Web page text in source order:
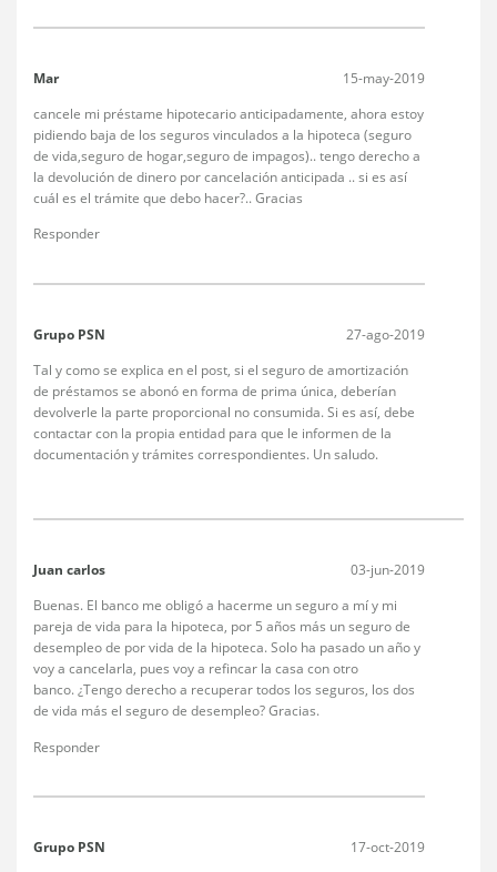
Mar 15-may-2019
cancele mi préstame hipotecario anticipadamente, ahora estoy
pidiendo baja de los seguros vinculados a la hipoteca (seguro
de vida,seguro de hogar,seguro de impagos).. tengo derecho a
la devolución de dinero por cancelación anticipada .. si es así
cuál es el trámite que debo hacer?.. Gracias
Responder
Grupo PSN 27-ago-2019
Tal y como se explica en el post, si el seguro de amortización
de préstamos se abonó en forma de prima única, deberían
devolverle la parte proporcional no consumida. Si es así, debe
contactar con la propia entidad para que le informen de la
documentación y trámites correspondientes. Un saludo.
Juan carlos 03-jun-2019
Buenas. El banco me obligó a hacerme un seguro a mí y mi
pareja de vida para la hipoteca, por 5 años más un seguro de
desempleo de por vida de la hipoteca. Solo ha pasado un año y
voy a cancelarla, pues voy a refincar la casa con otro
banco. ¿Tengo derecho a recuperar todos los seguros, los dos
de vida más el seguro de desempleo? Gracias.
Responder
Grupo PSN 17-oct-2019